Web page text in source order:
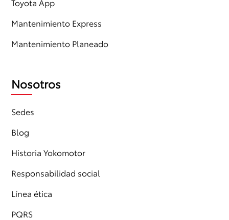
Mantenimiento Express
Mantenimiento Planeado
Nosotros
Sedes
Blog
Historia Yokomotor
Responsabilidad social
Línea ética
PQRS